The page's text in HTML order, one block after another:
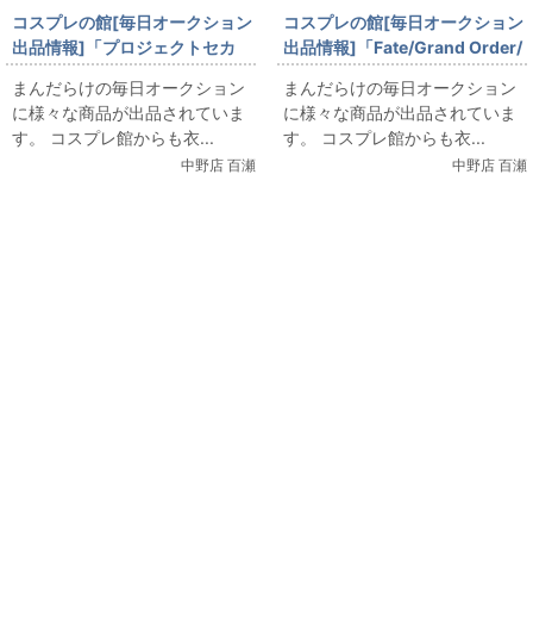
コスプレの館[毎日オークション
出品情報]「プロジェクトセカ
イ/宮益坂女子学園制服/女性用M
サイズ程度(日本サイズ)/コスプ
レ衣装」を出品しています
まんだらけの毎日オークション
に様々な商品が出品されていま
す。 コスプレ館からも衣...
中野店 百瀬
コスプレの館[毎日オークション
出品情報]「Fate/Grand Order/
マシュ・キリエライト/ウィッグ
付き/女性用XLサイズ(日本サイ
ズ)/コスプレ衣装」を出品して
います
まんだらけの毎日オークション
に様々な商品が出品されていま
す。 コスプレ館からも衣...
中野店 百瀬